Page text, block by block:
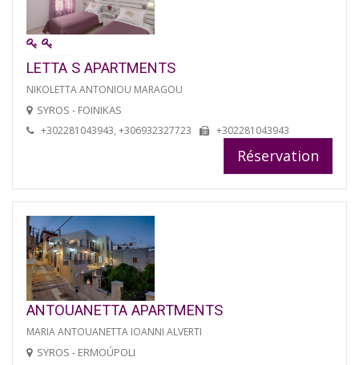
LETTA S APARTMENTS
NIKOLETTA ANTONIOU MARAGOU
SYROS - FOINIKAS
+302281043943, +306932327723 +302281043943
Réservation
ANTOUANETTA APARTMENTS
MARIA ANTOUANETTA IOANNI ALVERTI
SYROS - ERMOÚPOLI